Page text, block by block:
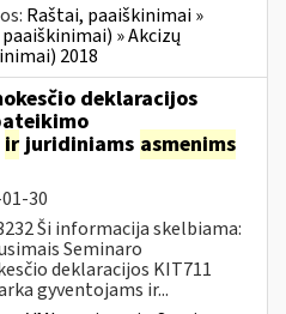
Raštai, paaiškinimai »
» Akcizų
2018
deklaracijos
irjuridiniams asmenims
30
Ši informacija skelbiama:
Seminaro
deklaracijos KIT711
gyventojams ir...